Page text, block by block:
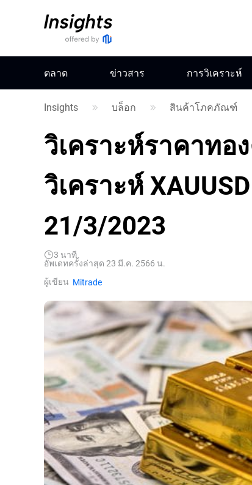
ตลาด ข่าวสาร การวิเคราะห์
Insights บล็อก สินค้าโภคภัณฑ์
วิเคราะห์ราคาทอ
วิเคราะห์
21/3/2023
3 นาที
อัพเดทครั้งล่าสุด 23 มี.ค. 2566 น.
ผู้เขียน Mitrade